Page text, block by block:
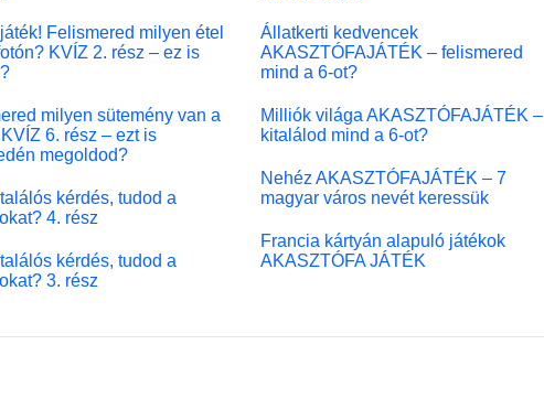
Felismered milyen étel
KVÍZ 2. rész – ez is
milyen sütemény van a
6. rész – ezt is
megoldod?
kérdés, tudod a
4. rész
kérdés, tudod a
3. rész
Állatkerti kedvencek
AKASZTÓFAJÁTÉK – felismered
mind a 6-ot?
Milliók világa AKASZTÓFAJÁTÉK –
kitalálod mind a 6-ot?
Nehéz AKASZTÓFAJÁTÉK – 7
magyar város nevét keressük
Francia kártyán alapuló játékok
AKASZTÓFA JÁTÉK